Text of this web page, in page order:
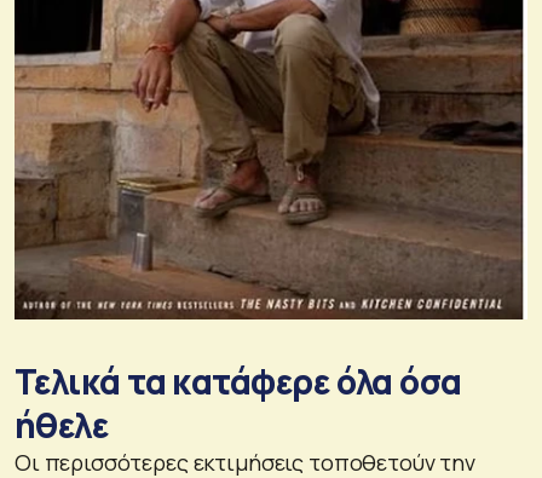
Τελικά τα κατάφερε όλα όσα
ήθελε
Οι περισσότερες εκτιμήσεις τοποθετούν την